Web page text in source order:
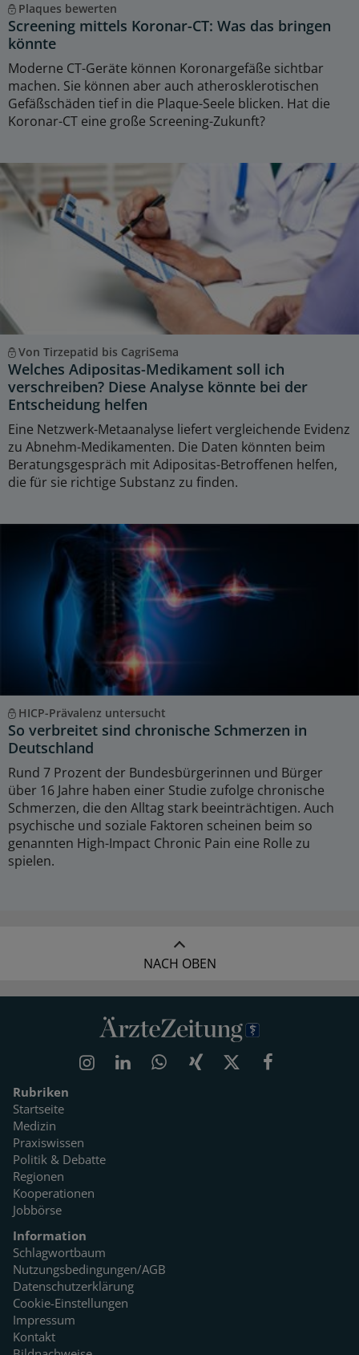
Plaques bewerten
Screening mittels Koronar-CT: Was das bringen
könnte
Moderne CT-Geräte können Koronargefäße sichtbar
machen. Sie können aber auch atherosklerotischen
Gefäßschäden tief in die Plaque-Seele blicken. Hat die
Koronar-CT eine große Screening-Zukunft?
Von Tirzepatid bis CagriSema
Welches Adipositas-Medikament soll ich
verschreiben? Diese Analyse könnte bei der
Entscheidung helfen
Eine Netzwerk-Metaanalyse liefert vergleichende Evidenz
zu Abnehm-Medikamenten. Die Daten könnten beim
Beratungsgespräch mit Adipositas-Betroffenen helfen,
die für sie richtige Substanz zu finden.
HICP-Prävalenz untersucht
So verbreitet sind chronische Schmerzen in
Deutschland
Rund 7 Prozent der Bundesbürgerinnen und Bürger
über 16 Jahre haben einer Studie zufolge chronische
Schmerzen, die den Alltag stark beeinträchtigen. Auch
psychische und soziale Faktoren scheinen beim so
genannten High-Impact Chronic Pain eine Rolle zu
spielen.
NACH OBEN
Rubriken
Startseite
Medizin
Praxiswissen
Politik & Debatte
Regionen
Kooperationen
Jobbörse
Information
Schlagwortbaum
Nutzungsbedingungen/AGB
Datenschutzerklärung
Cookie-Einstellungen
Impressum
Kontakt